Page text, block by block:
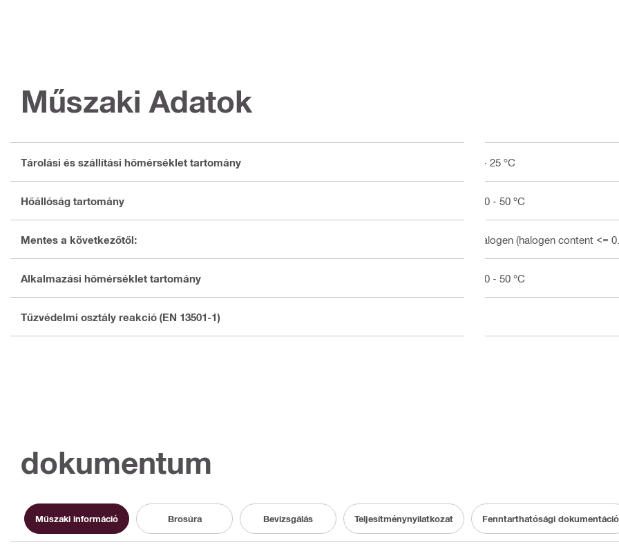
Műszaki Adatok
Tárolási és szállítási hőmérséklet tartomány 5 - 25 °C
Hőállóság tartomány -40 - 50 °C
Mentes a következőtől: Halogen (halogen content <=
Alkalmazási hőmérséklet tartomány -20 - 50 °C
Tűzvédelmi osztály reakció (EN 13501-1)
dokumentum
Műszaki információ Brosúra Bevizsgálás Teljesítménynyilatkozat Fenntarthatósági dokumentáció